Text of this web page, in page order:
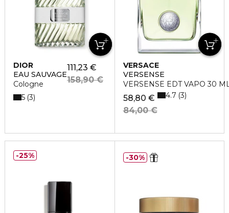
DIOR
EAU SAUVAGE
Cologne
111,23 €
158,90 €
5 3
VERSACE
VERSENSE
VERSENSE EDT VAPO 30
58,80 €
84,00 €
4.7 3
25% 30%